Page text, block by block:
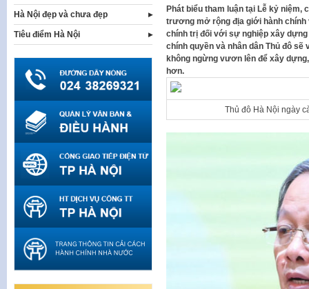
Phát biểu tham luận tại Lễ kỷ niệm,
trương mở rộng địa giới hành chính
chính trị đối với sự nghiệp xây
chính quyền và nhân dân Thủ đô
không ngừng vươn lên để xây
hơn.
Thủ đô Hà Nội ngày
Hà Nội đẹp và chưa đẹp
Tiêu điểm Hà Nội